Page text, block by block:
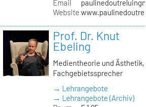
Email
Website
Prof. Dr. Knut
Ebeling
Medientheorie und Ästhetik,
Fachgebietssprecher
→ Lehrangebote
→ Lehrangebote (Archiv)